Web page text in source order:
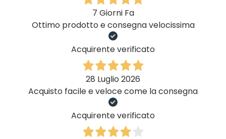
7 Giorni Fa
Ottimo prodotto e consegna velocissima
Acquirente verificato
28 Luglio 2026
Acquisto facile e veloce come la consegna
Acquirente verificato